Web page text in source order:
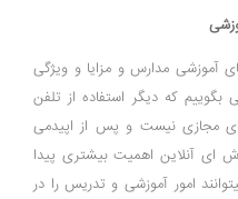
آموزشی مدارس و مزایا و ویژگی
که دیگر استفاده از تلفن
مجازی نیست و پس از اپیدمی
ای آنلاین اهمیت بیشتری پیدا
امور آموزشی و تدریس را در